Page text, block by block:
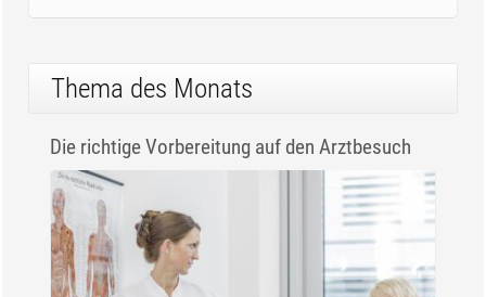
Thema des Monats
Die richtige Vorbereitung auf den Arztbesuch